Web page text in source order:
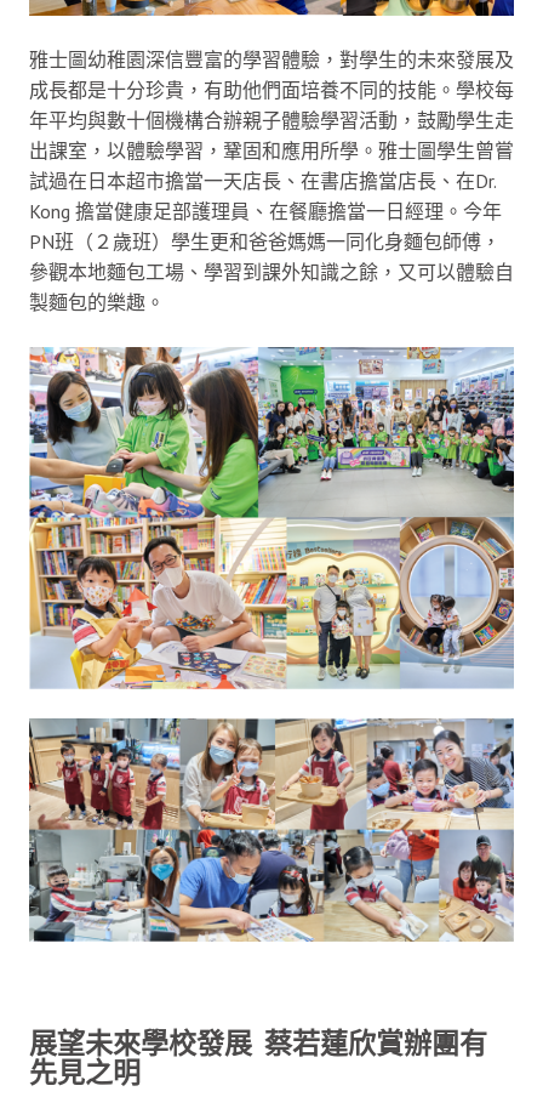
雅士圖幼稚園深信豐富的學習體驗，對學生的未來發展及
成長都是十分珍貴，有助他們面培養不同的技能。學校每
年平均與數十個機構合辦親子體驗學習活動，鼓勵學生走
出課室，以體驗學習，鞏固和應用所學。雅士圖學生曾嘗
試過在日本超市擔當一天店長、在書店擔當店長、在Dr.
Kong 擔當健康足部護理員、在餐廳擔當一日經理。今年
PN班（２歲班）學生更和爸爸媽媽一同化身麵包師傅，
參觀本地麵包工場、學習到課外知識之餘，又可以體驗自
製麵包的樂趣。
展望未來學校發展 蔡若蓮欣賞辦團有
先見之明